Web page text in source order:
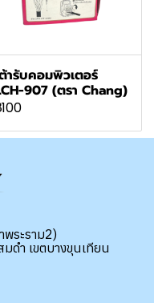
ารับคอมพิวเตอร์
907 (ตรา Chang)
ระราม2)
ดำ เขตบางขุนเทียน